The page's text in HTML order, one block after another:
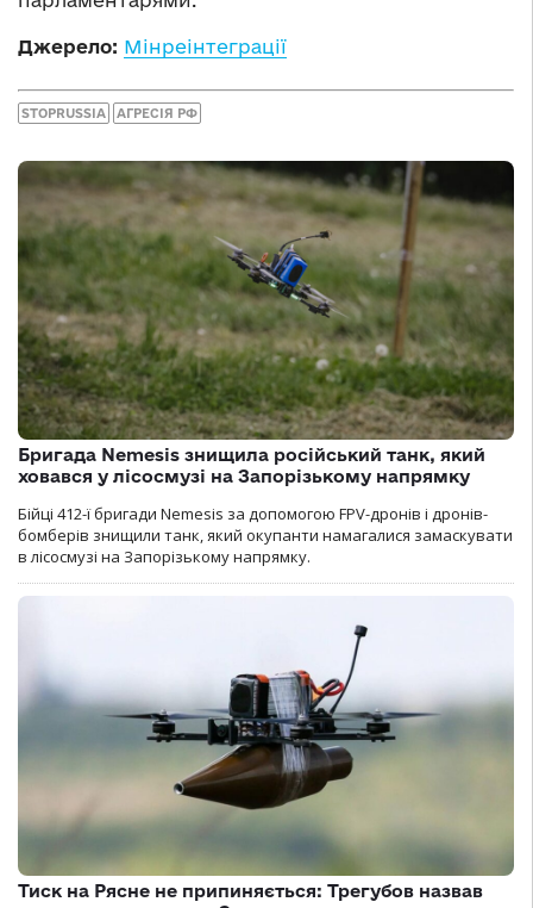
Джерело: Мінреінтеграції
STOPRUSSIA АГРЕСІЯ РФ
Бригада Nemesis знищила російський танк, який
ховався у лісосмузі на Запорізькому напрямку
Бійці 412-ї бригади Nemesis за допомогою FPV-дронів і дронів-
бомберів знищили танк, який окупанти намагалися замаскувати
в лісосмузі на Запорізькому напрямку.
Тиск на Рясне не припиняється: Трегубов назвав